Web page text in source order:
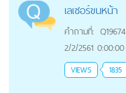
เลเซอร์ขนหน้า
คำถามที่: Q19674
2/2/2561 0:00:00
VIEWS 1835